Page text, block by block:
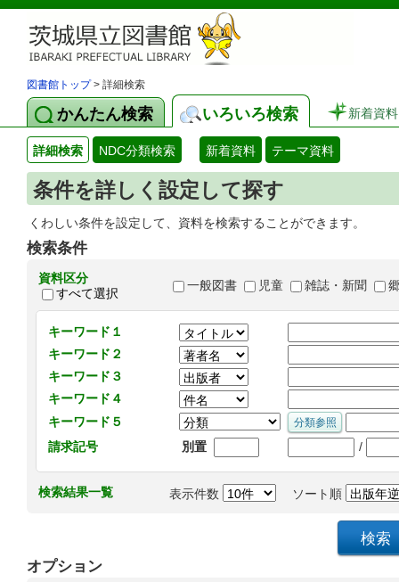
図書館トップ> 詳細検索
かんたん検索 いろいろ検索 新着資料
詳細検索 NDC分類検索 新着資料 テーマ資料
条件を詳しく設定して探す
くわしい条件を設定して、資料を検索することができます。
検索条件
資料区分
すべて選択
一般図書 児童 雑誌・新聞
キーワード１
キーワード２
キーワード３
キーワード４
キーワード５
請求記号
別置 /
検索結果一覧 表示件数 ソート順
オプション